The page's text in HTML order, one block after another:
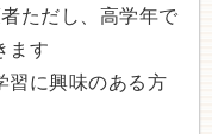
ただし、高学年で
ます
習に興味のある方